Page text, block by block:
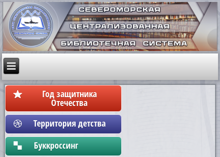
Год защитника
Отечества
Территория детства
Бyккpoccинг